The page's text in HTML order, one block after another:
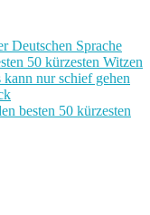
Deutschen Sprache
50 kürzesten Witzen
nur schief gehen
besten 50 kürzesten